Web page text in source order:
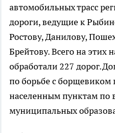
автомобильных трасс
дороги, ведущие к
Ростову, Данилову,
Брейтову. Всего на этих
обработали 227
по борьбе с борщевиком
населенным пунктам по
муниципальных